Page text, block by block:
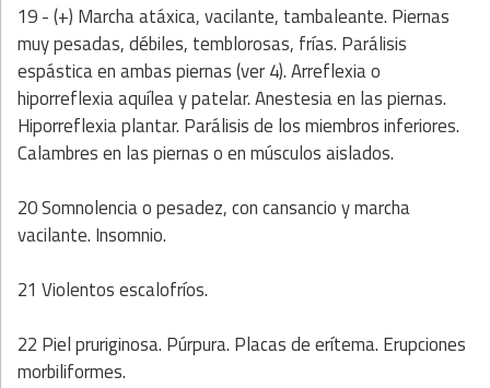
19 - (+) Marcha atáxica, vacilante, tambaleante. Piernas
muy pesadas, débiles, temblorosas, frías. Parálisis
espástica en ambas piernas (ver 4). Arreflexia o
hiporreflexia aquílea y patelar. Anestesia en las piernas.
Hiporreflexia plantar. Parálisis de los miembros inferiores.
Calambres en las piernas o en músculos aislados.
20 Somnolencia o pesadez, con cansancio y marcha
vacilante. Insomnio.
21 Violentos escalofríos.
22 Piel pruriginosa. Púrpura. Placas de erítema. Erupciones
morbiliformes.